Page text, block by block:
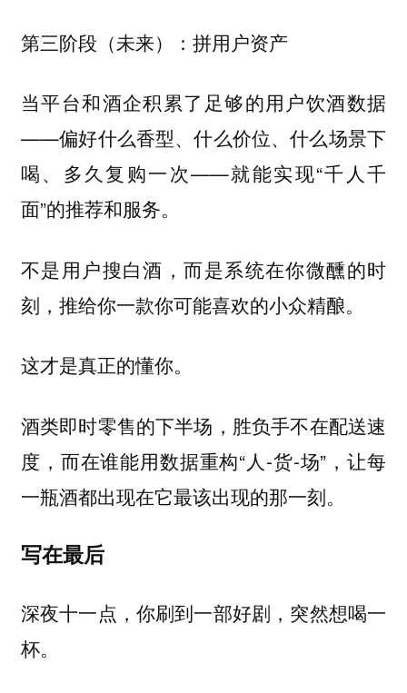
第三阶段（未来）：拼用户资产
当平台和酒企积累了足够的用户饮酒数据
——偏好什么香型、什么价位、什么场景下
喝、多久复购一次——就能实现“千人千
面”的推荐和服务。
不是用户搜白酒，而是系统在你微醺的时
刻，推给你一款你可能喜欢的小众精酿。
这才是真正的懂你。
酒类即时零售的下半场，胜负手不在配送速
度，而在谁能用数据重构“人-货-场”，让每
一瓶酒都出现在它最该出现的那一刻。
写在最后
深夜十一点，你刷到一部好剧，突然想喝一
杯。